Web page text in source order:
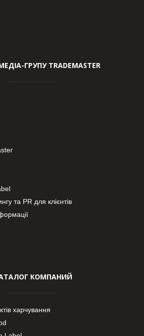
ГРУПУ TRADEMASTER
та PR для клієнтів
КОМПАНИЙ
харчування